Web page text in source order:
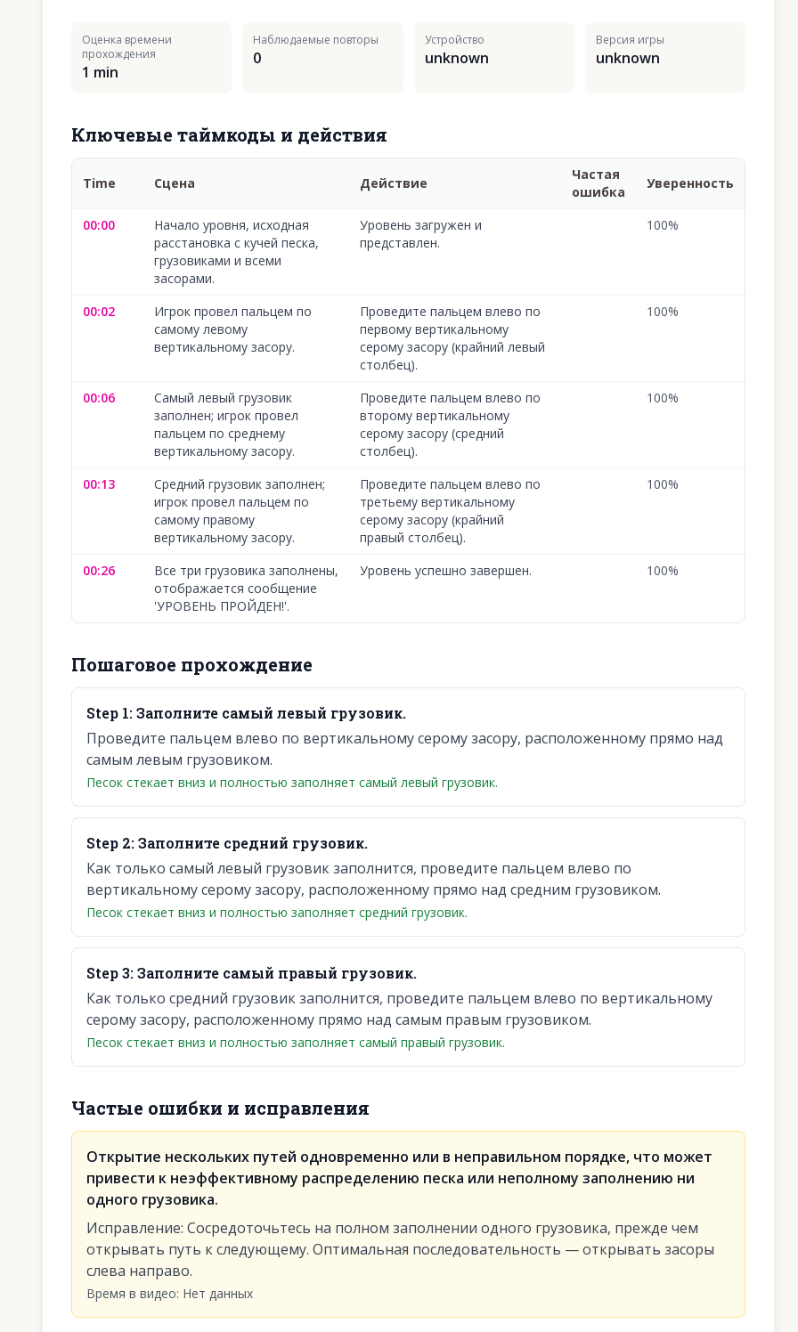
Оценка времени
прохождения
1 min
Наблюдаемые повторы
0
Устройство
unknown
Версия игры
unknown
Ключевые таймкоды и действия
Time Сцена Действие
Частая
ошибка
Уверенность
00:00
Начало уровня, исходная
расстановка с кучей песка,
грузовиками и всеми
засорами.
Уровень загружен и
представлен.
100%
00:02
Игрок провел пальцем по
самому левому
вертикальному засору.
Проведите пальцем влево по
первому вертикальному
серому засору (крайний левый
столбец).
100%
00:06
Самый левый грузовик
заполнен; игрок провел
пальцем по среднему
вертикальному засору.
Проведите пальцем влево по
второму вертикальному
серому засору (средний
столбец).
100%
00:13
Средний грузовик заполнен;
игрок провел пальцем по
самому правому
вертикальному засору.
Проведите пальцем влево по
третьему вертикальному
серому засору (крайний
правый столбец).
100%
00:26
Все три грузовика заполнены,
отображается сообщение
'УРОВЕНЬ ПРОЙДЕН!'.
Уровень успешно завершен. 100%
Пошаговое прохождение
Step 1:Заполните самый левый грузовик.
Проведите пальцем влево по вертикальному серому засору, расположенному прямо над
самым левым грузовиком.
Песок стекает вниз и полностью заполняет самый левый грузовик.
Step 2:Заполните средний грузовик.
Как только самый левый грузовик заполнится, проведите пальцем влево по
вертикальному серому засору, расположенному прямо над средним грузовиком.
Песок стекает вниз и полностью заполняет средний грузовик.
Step3:Заполните самый правый грузовик.
Как только средний грузовик заполнится, проведите пальцем влево по вертикальному
серому засору, расположенному прямо над самым правым грузовиком.
Песок стекает вниз и полностью заполняет самый правый грузовик.
Частые ошибки и исправления
Открытие нескольких путей одновременно или в неправильном порядке, что может
привести к неэффективному распределению песка или неполному заполнению ни
одного грузовика.
Исправление: Сосредоточьтесь на полном заполнении одного грузовика, прежде чем
открывать путь к следующему. Оптимальная последовательность — открывать засоры
слева направо.
Время в видео: Нет данных